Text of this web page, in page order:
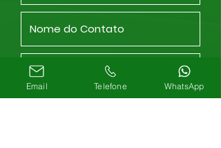
Email Telefone WhatsApp